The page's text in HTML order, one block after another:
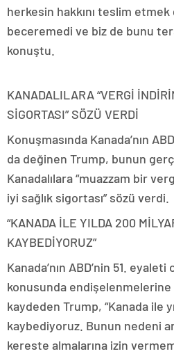
herkesin hakkını teslim
beceremedi ve biz de bunu
konuştu.
KANADALILARA “VERGİ
SİGORTASI” SÖZÜ VERDİ
Konuşmasında Kanada’nın
da değinen Trump, bunun
Kanadalılara “muazzam bir
iyi sağlık sigortası” sözü verdi.
“KANADA İLE YILDA 200
KAYBEDİYORUZ”
Kanada’nın ABD’nin 51.
konusunda endişelenmelerine
kaydeden Trump, “Kanada ile
kaybediyoruz. Bunun nedeni
kereste almalarına izin